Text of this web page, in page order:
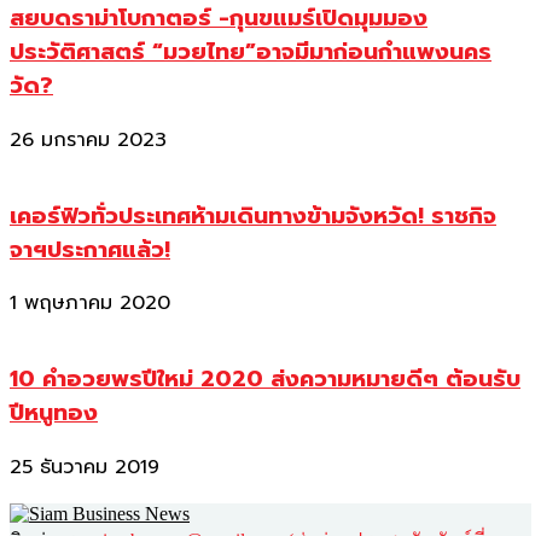
สยบดราม่าโบกาตอร์ -กุนขแมร์เปิดมุมมอง
ประวัติศาสตร์ “มวยไทย”อาจมีมาก่อนกำแพงนคร
วัด?
26 มกราคม 2023
เคอร์ฟิวทั่วประเทศห้ามเดินทางข้ามจังหวัด! ราชกิจ
จาฯประกาศแล้ว!
1 พฤษภาคม 2020
10 คำอวยพรปีใหม่ 2020 ส่งความหมายดีๆ ต้อนรับ
ปีหนูทอง
25 ธันวาคม 2019